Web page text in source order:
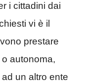
i cittadini dai
vi è il
prestare
autonoma,
un altro ente